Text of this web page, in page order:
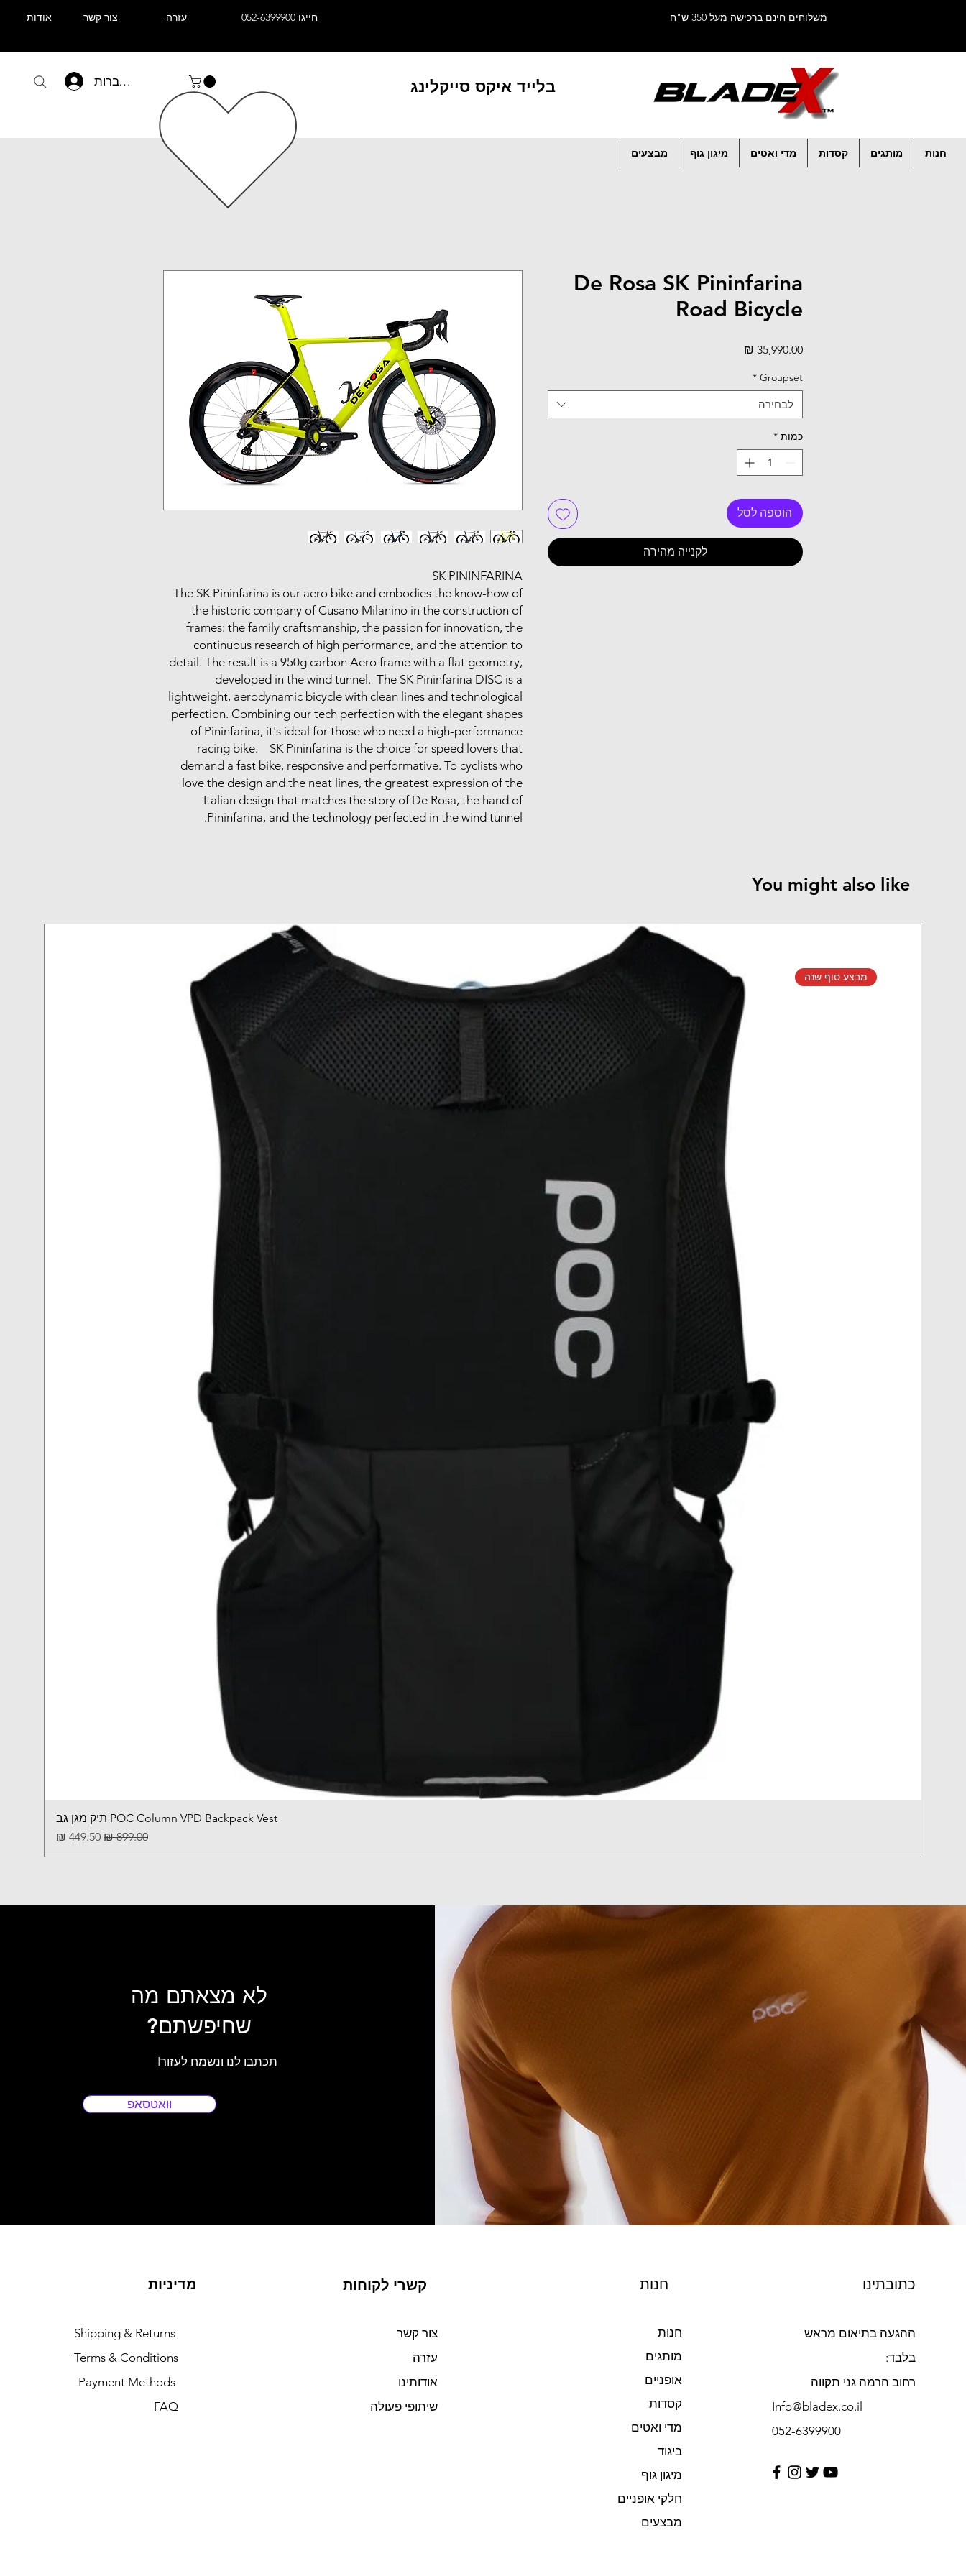
אודות צור קשר עזרה חייגו 052-6399900 משלוחים חינם ברכישה מעל 350 ש"ח
להתחברות בלייד איקס סייקלינג
חנות מותגים קסדות מדי ואטים מיגון גוף מבצעים
SK PININFARINA
The SK Pininfarina is our aero bike and embodies the know-how of
the historic company of Cusano Milanino in the construction of
frames: the family craftsmanship, the passion for innovation, the
continuous research of high performance, and the attention to
detail. The result is a 950g carbon Aero frame with a flat geometry,
developed in the wind tunnel. The SK Pininfarina DISC is a
lightweight, aerodynamic bicycle with clean lines and technological
perfection. Combining our tech perfection with the elegant shapes
of Pininfarina, it's ideal for those who need a high-performance
racing bike. SK Pininfarina is the choice for speed lovers that
demand a fast bike, responsive and performative. To cyclists who
love the design and the neat lines, the greatest expression of the
Italian design that matches the story of De Rosa, the hand of
Pininfarina, and the technology perfected in the wind tunnel.
De Rosa SK Pininfarina
Road Bicycle
Groupset
*
לבחירה
כמות *
הוספה לסל
לקנייה מהירה
You might also like
מבצע סוף שנה
POC Column VPD Backpack Vest תיק מגן גב
מחיר רגיל מחיר מבצע
לא מצאתם מה
שחיפשתם?
Iתכתבו לנו ונשמח לעזור
וואטסאפ
מדיניות
Shipping & Returns
Terms & Conditions
Payment Methods
FAQ
קשרי לקוחות
צור קשר
עזרה
אודותינו
שיתופי פעולה
חנות
חנות
מותגים
אופניים
קסדות
מדי ואטים
ביגוד
מיגון גוף
חלקי אופניים
מבצעים
כתובתינו
ההגעה בתיאום מראש
בלבד:
רחוב הרמה גני תקווה
Info@bladex.co.il
052-6399900​